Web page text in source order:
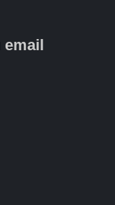
email